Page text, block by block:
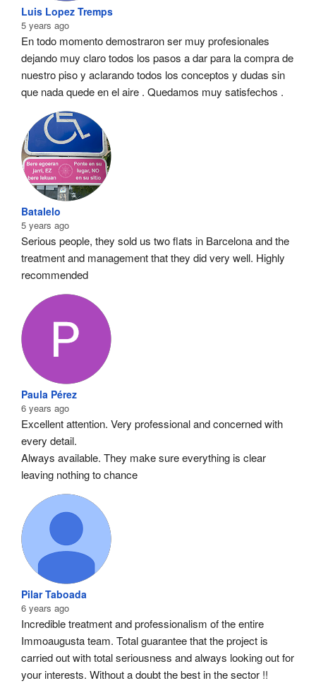
Luis Lopez Tremps
5 years ago
En todo momento demostraron ser muy profesionales
dejando muy claro todos los pasos a dar para la compra de
nuestro piso y aclarando todos los conceptos y dudas sin
que nada quede en el aire . Quedamos muy satisfechos .
Batalelo
5 years ago
Serious people, they sold us two flats in Barcelona and the
treatment and management that they did very well. Highly
recommended
Paula Pérez
6 years ago
Excellent attention. Very professional and concerned with
every detail.
Always available. They make sure everything is clear
leaving nothing to chance
Pilar Taboada
6 years ago
Incredible treatment and professionalism of the entire
Immoaugusta team. Total guarantee that the project is
carried out with total seriousness and always looking out for
your interests. Without a doubt the best in the sector !!